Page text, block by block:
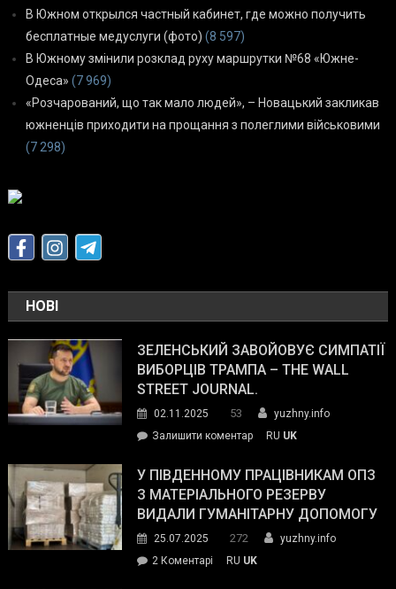
В Южном открылся частный кабинет, где можно получить
бесплатные медуслуги (фото) (8 597)
В Южному змінили розклад руху маршрутки №68 «Южне-
Одеса» (7 969)
«Розчарований, що так мало людей», – Новацький закликав
южненців приходити на прощання з полеглими військовими
(7 298)
НОВІ
ЗЕЛЕНСЬКИЙ ЗАВОЙОВУЄ СИМПАТІЇ
ВИБОРЦІВ ТРАМПА – THE WALL
STREET JOURNAL.
02.11.2025 53
yuzhny.info
Залишити коментарon
завойовує
симпатії
виборців
The
RU UK
У ПІВДЕННОМУ ПРАЦІВНИКАМ ОПЗ
З МАТЕРІАЛЬНОГО РЕЗЕРВУ
ВИДАЛИ ГУМАНІТАРНУ ДОПОМОГУ
25.07.2025 272
yuzhny.info
2 Коментарі
RU UK